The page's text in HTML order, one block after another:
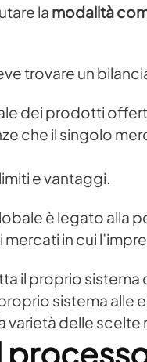
la modalità
trovare un
dei prodotti
che il singolo
e vantaggi.
è legato alla
in cui
il proprio
sistema alle
delle scelte